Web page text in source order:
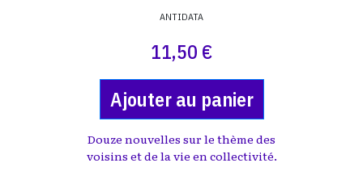
ANTIDATA
11,50 €
Ajouter au panier
Douze nouvelles sur le thème des
voisins et de la vie en collectivité.